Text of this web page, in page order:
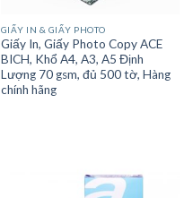
GIẤY IN & GIẤY PHOTO
Giấy In, Giấy Photo Copy ACE
BICH, Khổ A4, A3, A5 Định
Lượng 70 gsm, đủ 500 tờ, Hàng
chính hãng